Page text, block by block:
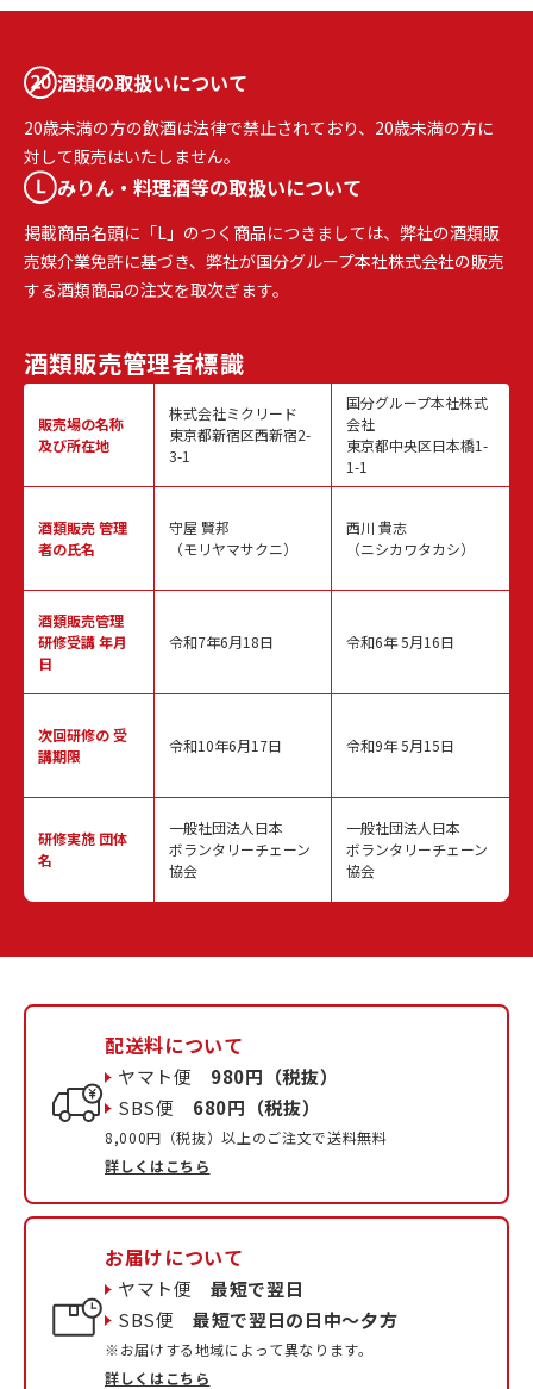
酒類の取扱いについて
20歳未満の方の飲酒は法律で禁止されており、20歳未満の方に
対して販売はいたしません。
みりん・料理酒等の取扱いについて
掲載商品名頭に「L」のつく商品につきましては、弊社の酒類販
売媒介業免許に基づき、弊社が国分グループ本社株式会社の販売
する酒類商品の注文を取次ぎます。
酒類販売管理者標識
販売場の名称
及び所在地
酒類販売管理
者の氏名
酒類販売管理
研修受講 年月
日
次回研修の受
講期限
研修実施 団体
名
株式会社ミクリード
東京都新宿区西新宿2-
3-1
守屋 賢邦
（モリヤマサクニ）
令和7年6月18日
令和10年6月17日
一般社団法人日本
ボランタリーチェーン
協会
国分グループ本社株式
会社
東京都中央区日本橋1-
1-1
西川 貴志
（ニシカワタカシ）
令和6年 5月16日
令和9年 5月15日
一般社団法人日本
ボランタリーチェーン
協会
配送料について
ヤマト便 980円（税抜）
SBS便 680円（税抜）
8,000円（税抜）以上のご注文で送料無料
詳しくはこちら
お届けについて
ヤマト便最短で翌日
SBS便最短で翌日の日中〜夕方
※お届けする地域によって異なります。
詳しくはこちら